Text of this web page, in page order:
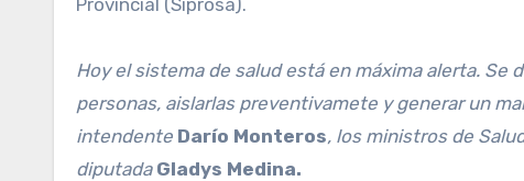
Provincial (Siprosa).
Hoy el sistema de salud está en máxima alerta. Se
personas, aislarlas preventivamete y generar un
intendente Darío Monteros, los ministros de
diputada Gladys Medina.